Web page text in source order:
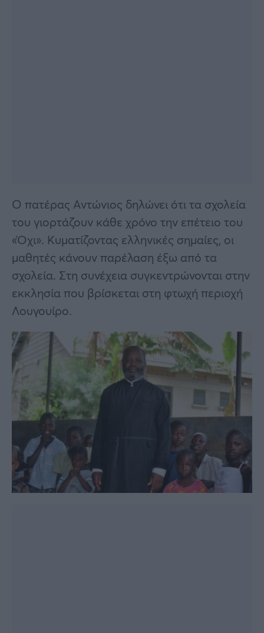
Ο πατέρας Αντώνιος δηλώνει ότι τα σχολεία
του γιορτάζουν κάθε χρόνο την επέτειο του
«Όχι». Κυματίζοντας ελληνικές σημαίες, οι
μαθητές κάνουν παρέλαση έξω από τα
σχολεία. Στη συνέχεια συγκεντρώνονται στην
εκκλησία που βρίσκεται στη φτωχή περιοχή
Λουγουίρο.